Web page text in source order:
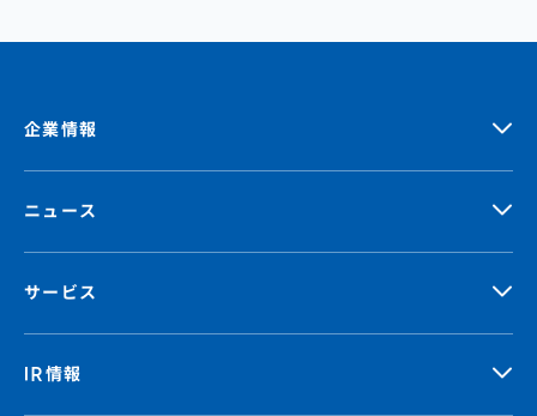
企業情報
ニュース
サービス
IR情報